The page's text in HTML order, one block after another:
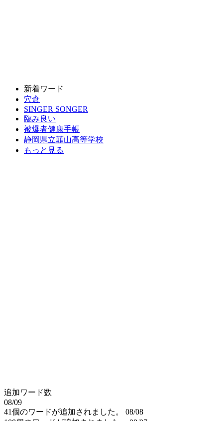
新着ワード
穴倉
SINGER SONGER
臨み良い
被爆者健康手帳
静岡県立韮山高等学校
もっと見る
追加ワード数
08/09
41個のワードが追加されました。
08/08